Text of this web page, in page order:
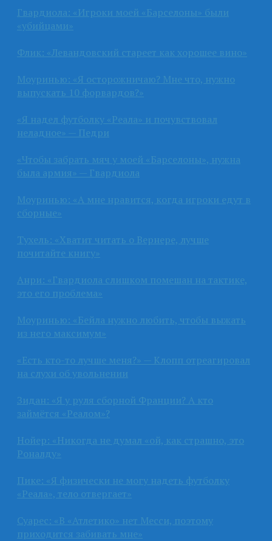
Гвардиола: «Игроки моей «Барселоны» были
«убийцами»
Флик: «Левандовский стареет как хорошее вино»
Моуринью: «Я осторожничаю? Мне что, нужно
выпускать 10 форвардов?»
«Я надел футболку «Реала» и почувствовал
неладное» — Педри
«Чтобы забрать мяч у моей «Барселоны», нужна
была армия» — Гвардиола
Моуринью: «А мне нравится, когда игроки едут в
сборные»
Тухель: «Хватит читать о Вернере, лучше
почитайте книгу»
Анри: «Гвардиола слишком помешан на тактике,
это его проблема»
Моуринью: «Бейла нужно любить, чтобы выжать
из него максимум»
«Есть кто-то лучше меня?» — Клопп отреагировал
на слухи об увольнении
Зидан: «Я у руля сборной Франции? А кто
займётся «Реалом»?
Нойер: «Никогда не думал «ой, как страшно, это
Роналду»
Пике: «Я физически не могу надеть футболку
«Реала», тело отвергает»
Суарес: «В «Атлетико» нет Месси, поэтому
приходится забивать мне»